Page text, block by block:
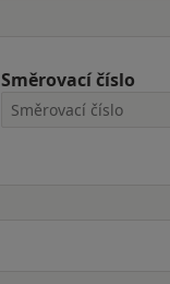
Směrovací číslo